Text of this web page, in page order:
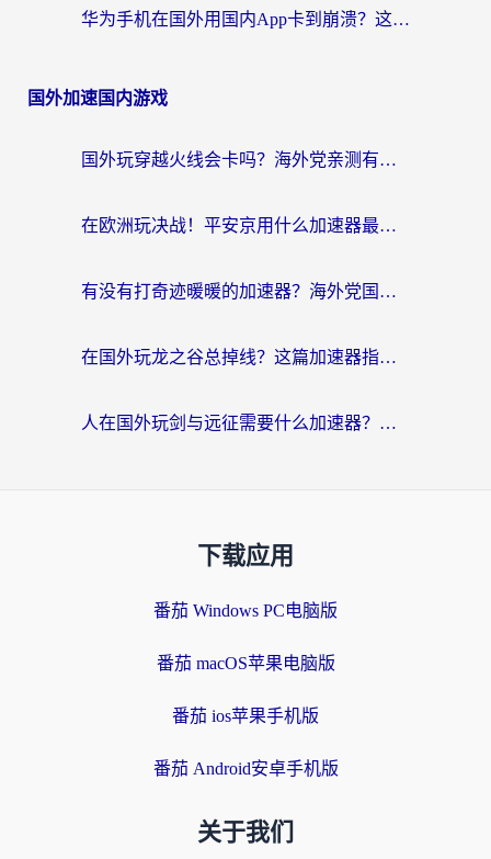
华为手机在国外用国内App卡到崩溃？这篇加速器指南帮你无缝刷剧打游戏
国外加速国内游戏
国外玩穿越火线会卡吗？海外党亲测有效的国服游戏加速指南
在欧洲玩决战！平安京用什么加速器最好用？2026实测有效的国服游戏加速指南
有没有打奇迹暖暖的加速器？海外党国服游戏畅玩不卡顿的秘密
在国外玩龙之谷总掉线？这篇加速器指南帮你告别延迟卡顿！
人在国外玩剑与远征需要什么加速器？老玩家亲测的避坑指南来了
下载应用
番茄 Windows PC电脑版
番茄 macOS苹果电脑版
番茄 ios苹果手机版
番茄 Android安卓手机版
关于我们